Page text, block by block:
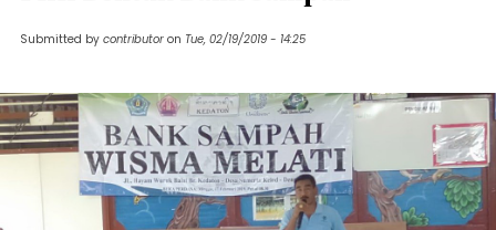
Submitted by contributor on Tue, 02/19/2019 - 14:25